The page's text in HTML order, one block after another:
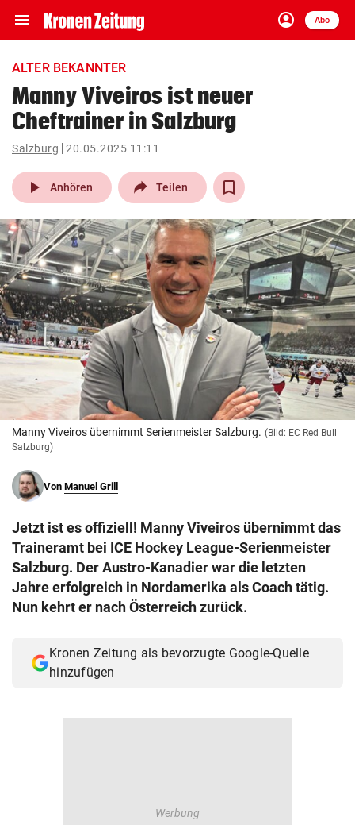
menu Navigation
ein-/ausklappen
account_circle
Anmelden
Abo
close Schließen
account_circle Anmelden
pin_drop
Wien arrow_right
bookmark
search
Suchbegriff
eingeben
© Krone Multimedia GmbH & Co KG 2026
Muthgasse 2, 1190 Wien
ALTER BEKANNTER
Manny Viveiros ist neuer
Cheftrainer in Salzburg
Salzburg 20.05.2025 11:11
play_arrow Anhören Teilen
Manny Viveiros übernimmt Serienmeister Salzburg. (Bild: EC Red Bull
Salzburg)
Von Manuel Grill
Jetzt ist es offiziell! Manny Viveiros übernimmt das
Traineramt bei ICE Hockey League-Serienmeister
Salzburg. Der Austro-Kanadier war die letzten
Jahre erfolgreich in Nordamerika als Coach tätig.
Nun kehrt er nach Österreich zurück.
Kronen Zeitung als bevorzugte Google-Quelle
hinzufügen